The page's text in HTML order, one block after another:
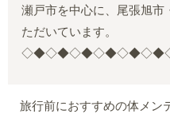
瀬戸市を中心に、尾張旭市
ただいています。
旅行前におすすめの体メン